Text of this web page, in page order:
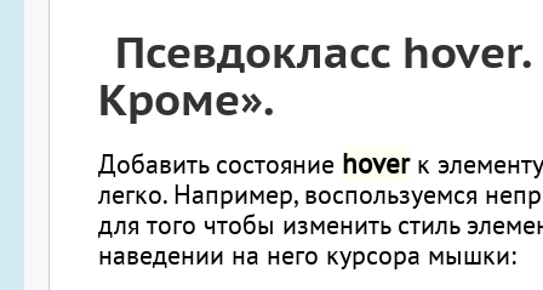
Псевдокласс hover.
Кроме».
Добавить состояние hoverк
легко. Например, воспользуемся
для того чтобы изменить стиль
наведении на него курсора мышки: